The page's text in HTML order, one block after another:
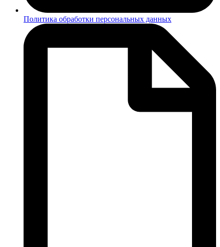
Политика обработки персональных данных